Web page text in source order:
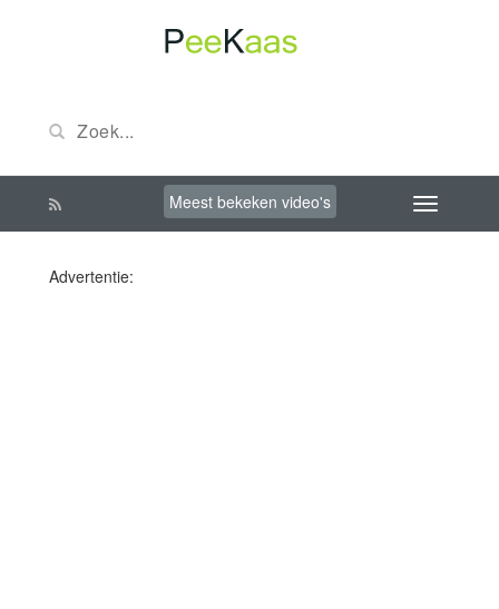
Meest bekeken video's
Advertentie: